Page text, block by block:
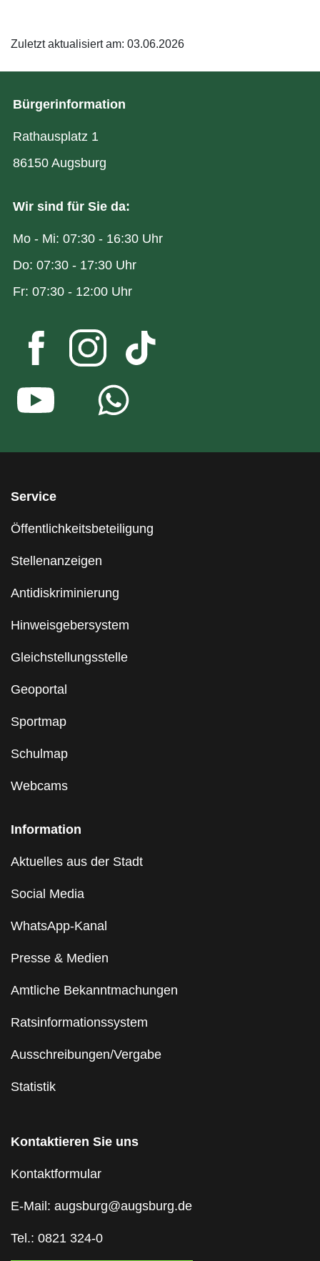
Zuletzt aktualisiert am: 03.06.2026
Service
Öffentlichkeitsbeteiligung
Stellenanzeigen
Antidiskriminierung
Hinweisgebersystem
Gleichstellungsstelle
Geoportal
Sportmap
Schulmap
Webcams
Information
Aktuelles aus der Stadt
Social Media
WhatsApp-Kanal
Presse & Medien
Amtliche Bekanntmachungen
Ratsinformationssystem
Ausschreibungen/Vergabe
Statistik
Kontaktieren Sie uns
Kontaktformular
E-Mail: augsburg@augsburg.de
Tel.: 0821 324-0
Bürgerinformation
Rathausplatz 1
86150 Augsburg
Wir sind für Sie da:
Mo - Mi: 07:30 - 16:30 Uhr
Do: 07:30 - 17:30 Uhr
Fr: 07:30 - 12:00 Uhr